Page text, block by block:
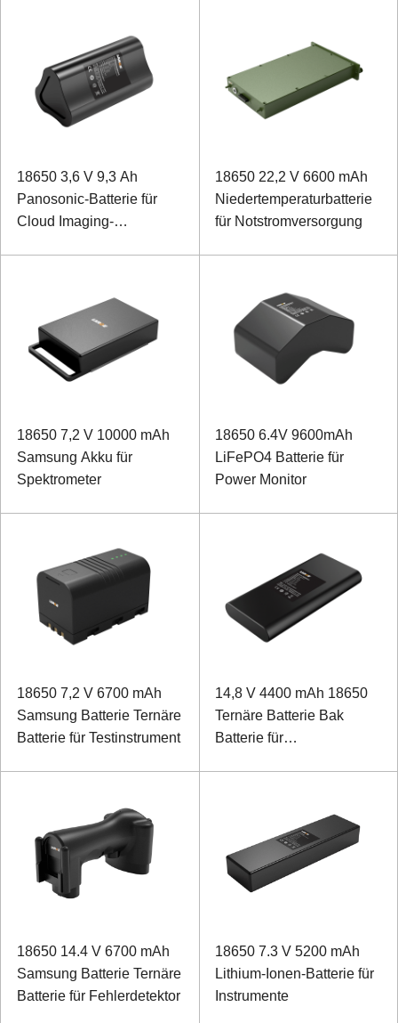
18650 3,6 V 9,3 Ah
Panosonic-Batterie für
Cloud Imaging-
18650 22,2 V 6600 mAh
Niedertemperaturbatterie
für Notstromversorgung
18650 7,2 V 10000 mAh
Samsung Akku für
Spektrometer
18650 6.4V 9600mAh
LiFePO4 Batterie für
Power Monitor
18650 7,2 V 6700 mAh
Samsung Batterie Ternäre
Batterie für Testinstrument
14,8 V 4400 mAh 18650
Ternäre Batterie Bak
Batterie für
18650 14.4 V 6700 mAh
Samsung Batterie Ternäre
Batterie für Fehlerdetektor
18650 7.3 V 5200 mAh
Lithium-Ionen-Batterie für
Instrumente